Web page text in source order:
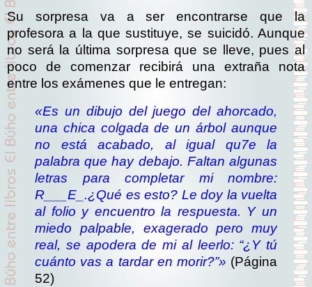
Su sorpresa va a ser encontrarse que la
profesora a la que sustituye, se suicidó. Aunque
no será la última sorpresa que se lleve, pues al
poco de comenzar recibirá una extraña nota
entre los exámenes que le entregan:
«Es un dibujo del juego del ahorcado,
una chica colgada de un árbol aunque
no está acabado, al igual qu7e la
palabra que hay debajo. Faltan algunas
letras para completar mi nombre:
R___E_.¿Qué es esto? Le doy la vuelta
al folio y encuentro la respuesta. Y un
miedo palpable, exagerado pero muy
real, se apodera de mi al leerlo:“¿Y tú
cuánto vas a tardar en morir?”» (Página
52)